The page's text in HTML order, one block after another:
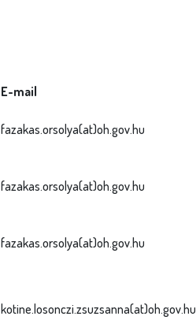
E-mail
fazakas.orsolya(at)oh.gov.hu
fazakas.orsolya(at)oh.gov.hu
fazakas.orsolya(at)oh.gov.hu
kotine.losonczi.zsuzsanna(at)oh.gov.hu